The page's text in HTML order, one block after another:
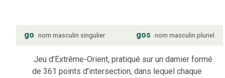
go nom masculin singulier gos nom masculin pluriel
Jeu d’Extrême-Orient, pratiqué sur un damier formé
de 361 points d’intersection, dans lequel chaque